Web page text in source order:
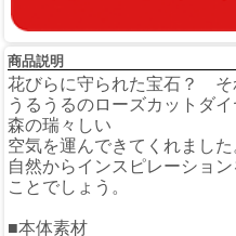
商品説明
花びらに守られた宝石？ そ
うるうるのローズカットダ
森の瑞々しい
空気を運んできてくれました
自然からインスピレーショ
ことでしょう。
■本体素材